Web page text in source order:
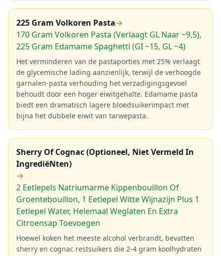
225 Gram Volkoren Pasta→
170 Gram Volkoren Pasta (Verlaagt GL Naar ~9,5),
225 Gram Edamame Spaghetti (GI ~15, GL ~4)
Het verminderen van de pastaporties met 25% verlaagt
de glycemische lading aanzienlijk, terwijl de verhoogde
garnalen-pasta verhouding het verzadigingsgevoel
behoudt door een hoger eiwitgehalte. Edamame pasta
biedt een dramatisch lagere bloedsuikerimpact met
bijna het dubbele eiwit van tarwepasta.
Sherry Of Cognac (Optioneel, Niet Vermeld In
IngrediëNten)
→
2 Eetlepels Natriumarme Kippenbouillon Of
Groentebouillon, 1 Eetlepel Witte Wijnazijn Plus 1
Eetlepel Water, Helemaal Weglaten En Extra
Citroensap Toevoegen
Hoewel koken het meeste alcohol verbrandt, bevatten
sherry en cognac restsuikers die 2-4 gram koolhydraten